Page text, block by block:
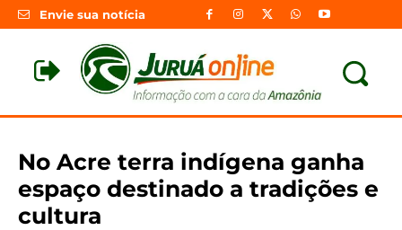
Envie sua notícia
No Acre terra indígena ganha
espaço destinado a tradições e
cultura